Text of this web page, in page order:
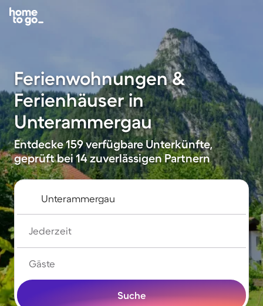
Ferienwohnungen &
Ferienhäuser in
Unterammergau
Entdecke 159 verfügbare Unterkünfte,
geprüft bei 14 zuverlässigen Partnern
Jederzeit
Gäste
Suche